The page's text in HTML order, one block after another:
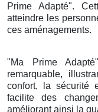
Prime Adapté".
atteindre les
ces aménagements.
"Ma Prime
remarquable,
confort, la sécurité
facilite des
améliorant ainsi la